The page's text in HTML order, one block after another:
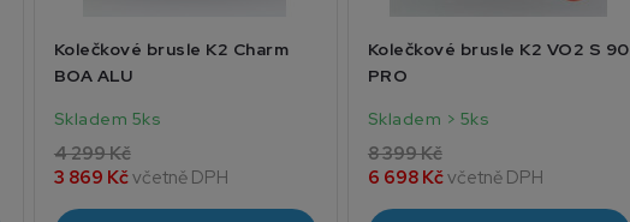
Kolečkové brusle K2 Charm
BOA ALU
Skladem 5ks
4 299 Kč
3 869 Kčvčetně DPH
Kolečkové brusle K2 VO2 S 90
PRO
Skladem > 5ks
8 399 Kč
6 698 Kčvčetně DPH